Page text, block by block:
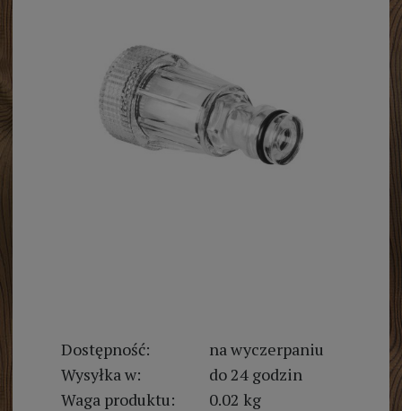
Dostępność:
na wyczerpaniu
Wysyłka w:
do 24 godzin
Waga produktu:
0.02 kg